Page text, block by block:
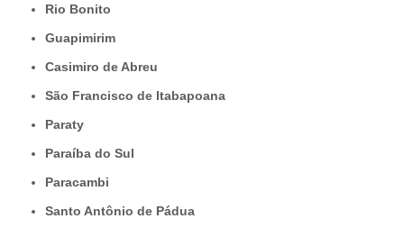
Rio Bonito
Guapimirim
Casimiro de Abreu
São Francisco de Itabapoana
Paraty
Paraíba do Sul
Paracambi
Santo Antônio de Pádua